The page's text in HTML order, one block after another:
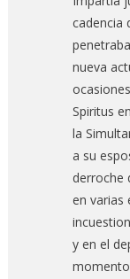
cadencia
nueva
Spiritus
la
a su
derroche
en varias
y en el